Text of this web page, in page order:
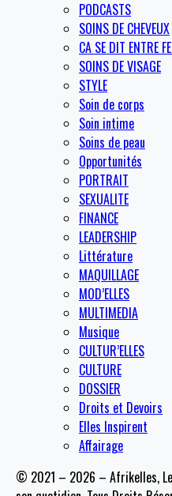
PODCASTS
SOINS DE CHEVEUX
CA SE DIT ENTRE
SOINS DE VISAGE
STYLE
Soin de corps
Soin intime
Soins de peau
Opportunités
PORTRAIT
SEXUALITE
FINANCE
LEADERSHIP
Littérature
MAQUILLAGE
MOD’ELLES
MULTIMEDIA
Musique
CULTUR’ELLES
CULTURE
DOSSIER
Droits et Devoirs
Elles Inspirent
Affairage
© 2021 – 2026 – Afrikelles,